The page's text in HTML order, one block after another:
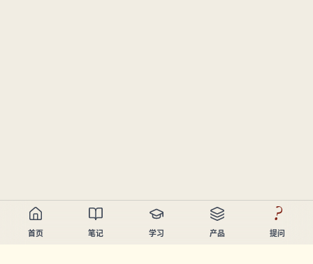
首页 笔记 学习 产品
?
提问